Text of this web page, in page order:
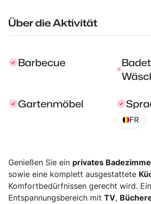
Über die Aktivität
Barbecue
Gartenmöbel
FR
Genießen Sie ein privates
sowie eine komplett ausgestattete
Komfortbedürfnissen gerecht wird. Ein
Entspannungsbereich mitTV,